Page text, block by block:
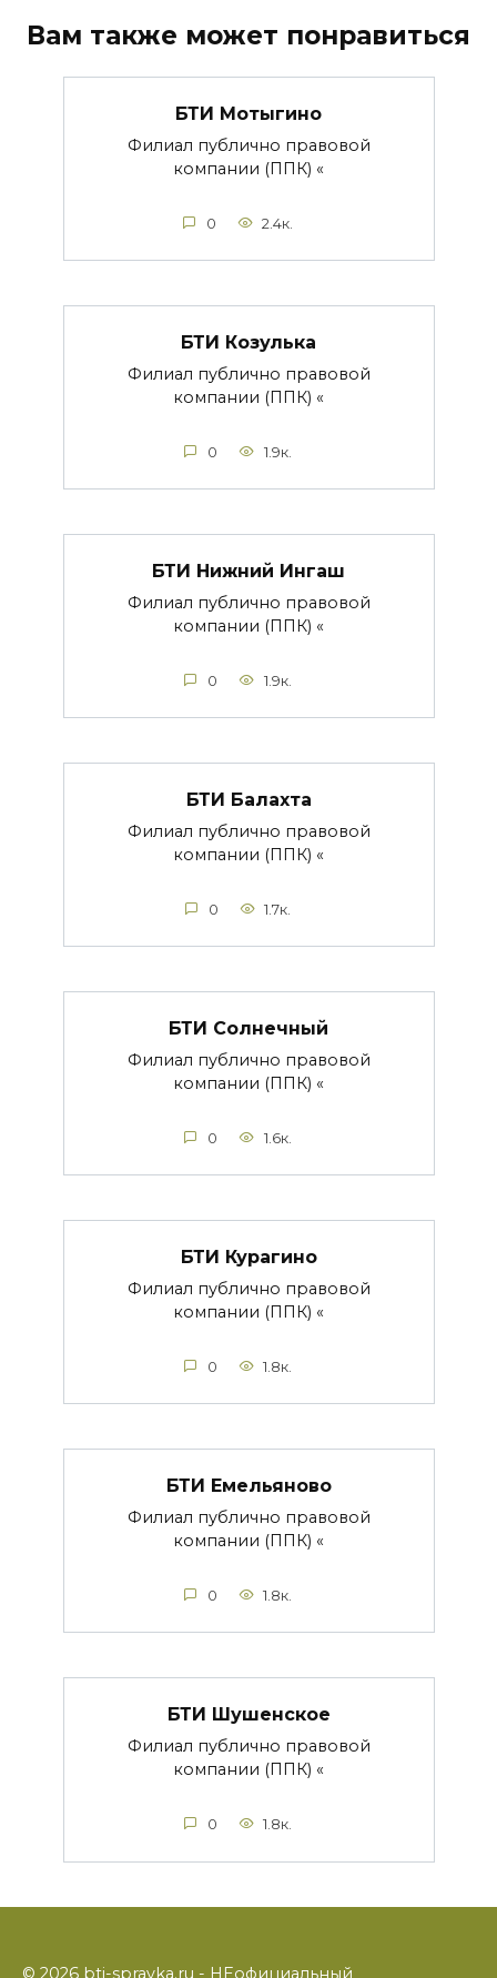
Вам также может понравиться
БТИ Мотыгино
Филиал публично правовой
компании (ППК) «
0 2.4к.
БТИ Козулька
Филиал публично правовой
компании (ППК) «
0 1.9к.
БТИ Нижний Ингаш
Филиал публично правовой
компании (ППК) «
0 1.9к.
БТИ Балахта
Филиал публично правовой
компании (ППК) «
0 1.7к.
БТИ Солнечный
Филиал публично правовой
компании (ППК) «
0 1.6к.
БТИ Курагино
Филиал публично правовой
компании (ППК) «
0 1.8к.
БТИ Емельяново
Филиал публично правовой
компании (ППК) «
0 1.8к.
БТИ Шушенское
Филиал публично правовой
компании (ППК) «
0 1.8к.
© 2026 bti-spravka.ru - НЕофициальный